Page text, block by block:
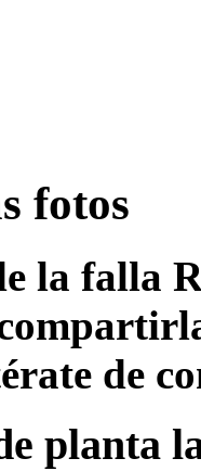
fotos
la falla
de
planta